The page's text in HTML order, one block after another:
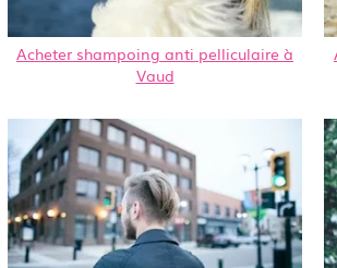
Acheter shampoing anti pelliculaire à
Vaud